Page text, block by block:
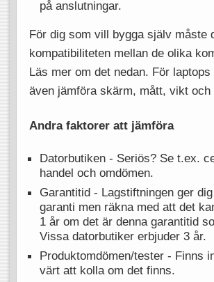
på anslutningar.
För dig som vill bygga själv måste
kompatibiliteten mellan de olika
Läs mer om det nedan. För laptops
även jämföra skärm, mått, vikt och
Andra faktorer att jämföra
Datorbutiken - Seriös? Se t.ex.
handel och omdömen.
Garantitid - Lagstiftningen ger
garanti men räkna med att det
1 år om det är denna garantitid
Vissa datorbutiker erbjuder 3 år.
Produktomdömen/tester - Finns
värt att kolla om det finns.